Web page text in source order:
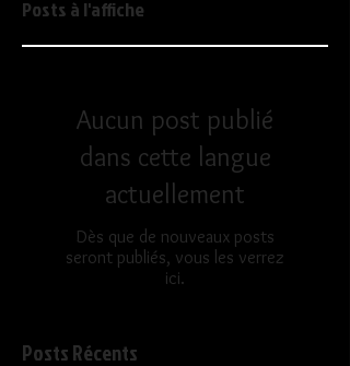
Posts à l'affiche
Aucun post publié
dans cette langue
actuellement
Dès que de nouveaux posts
seront publiés, vous les verrez
ici.
Posts Récents